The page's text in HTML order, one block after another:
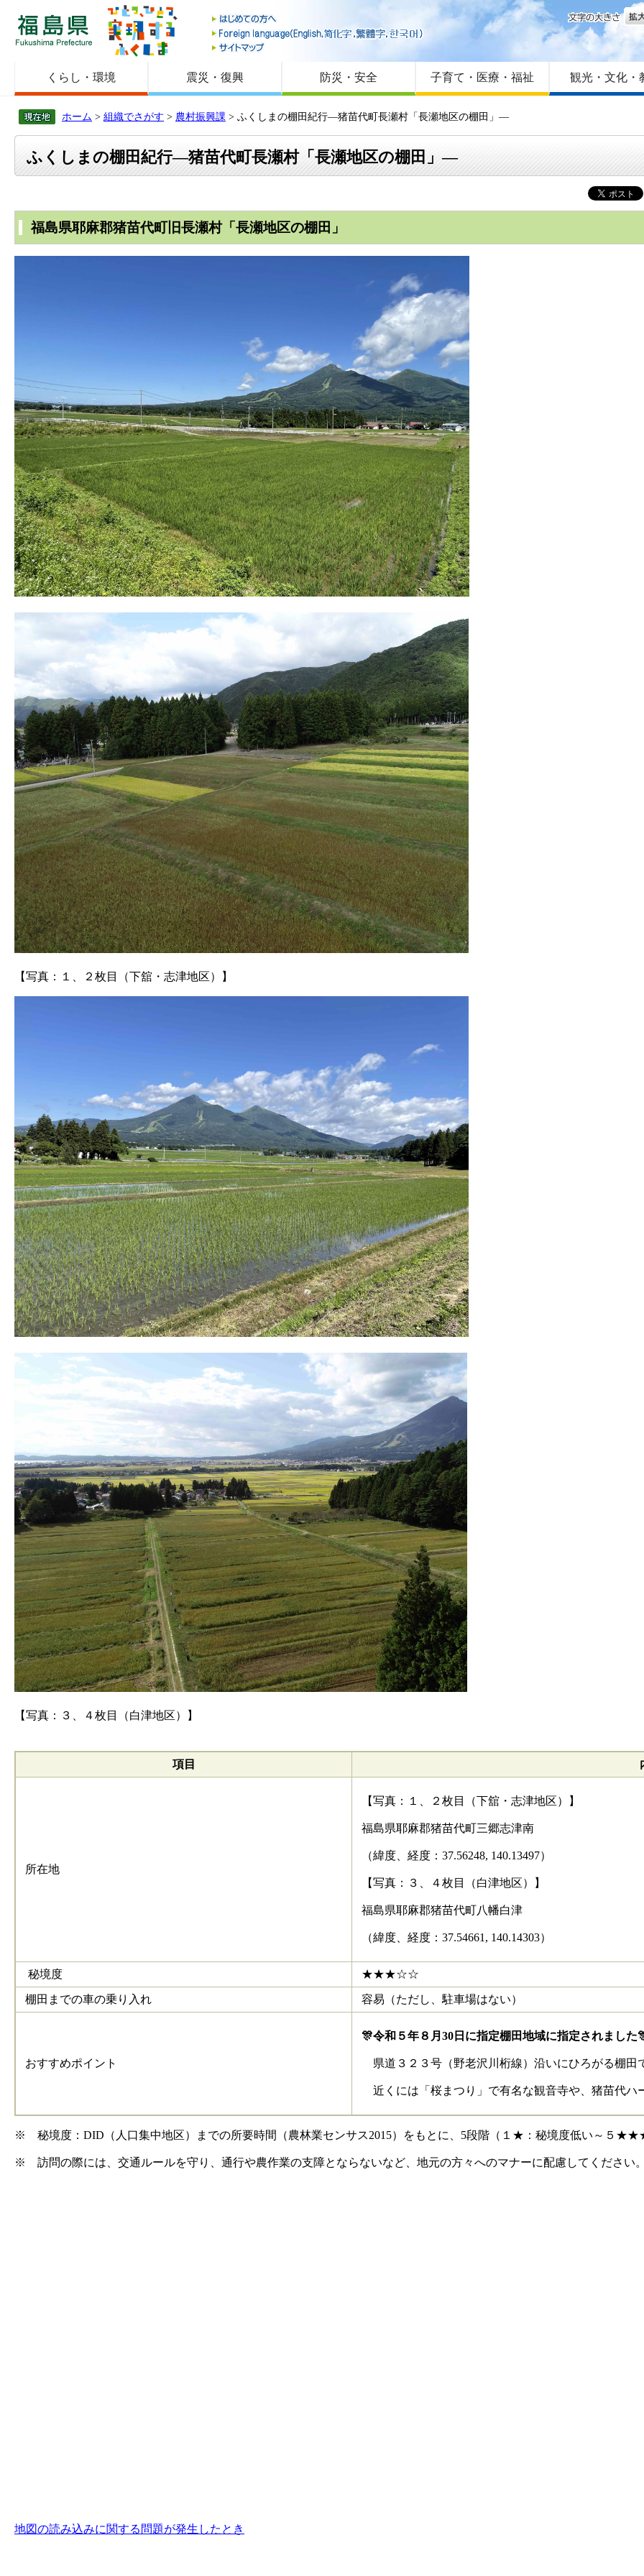
福島県
はじめての方へ
Foreign language
サイトマップ
文字
くらし・環境 震災・復興 防災・安全 子育て・医療・福祉 観光・文化・
ホーム > 組織でさがす > 農村振興課 > ふくしまの棚田紀行―猪苗代町長瀬村「長瀬地区の棚田」―
ふくしまの棚田紀行―猪苗代町長瀬村「長瀬地区の棚田」―
福島県耶麻郡猪苗代町旧長瀬村「長瀬地区の棚田」
【写真：１、２枚目（下舘・志津地区）】
【写真：３、４枚目（白津地区）】
項目
所在地
【写真：１、２枚目（下舘・志津地区）】
福島県耶麻郡猪苗代町三郷志津南
（緯度、経度：37.56248, 140.13497）
【写真：３、４枚目（白津地区）】
福島県耶麻郡猪苗代町八幡白津
（緯度、経度：37.54661, 140.14303）
秘境度 ★★★☆☆
棚田までの車の乗り入れ 容易（ただし、駐車場はない）
おすすめポイント
🎊令和５年８月30日に指定棚田地域に指定されまし
県道３２３号（野老沢川桁線）沿いにひろがる棚田
近くには「桜まつり」で有名な観音寺や、猪苗代ハ
※ 秘境度：DID（人口集中地区）までの所要時間（農林業センサス2015）をもとに、5段階（１★：秘境度低い～５
※ 訪問の際には、交通ルールを守り、通行や農作業の支障とならないなど、地元の方々へのマナーに配慮してください
地図の読み込みに関する問題が発生したとき